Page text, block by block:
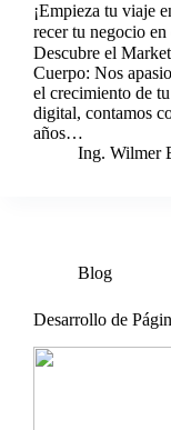
¡Empieza tu viaje
recer tu negocio
Descubre el
Cuerpo: Nos
el crecimiento de
digital, contamos
años…
Ing. Wilmer
Blog
Desarrollo de